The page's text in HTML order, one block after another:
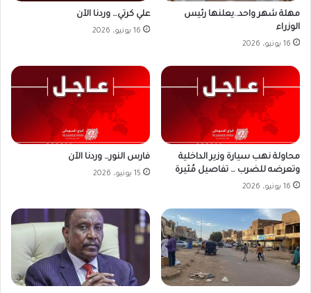
مهلة شهر واحد..يعلنها رئيس
الوزراء
16 يونيو، 2026
علي كرتي… وردنا الآن
16 يونيو، 2026
محاولة نهب سيارة وزير الداخلية
وتعرضه للضرب … تفاصيل مُثيرة
16 يونيو، 2026
فارس النور… وردنا الآن
15 يونيو، 2026